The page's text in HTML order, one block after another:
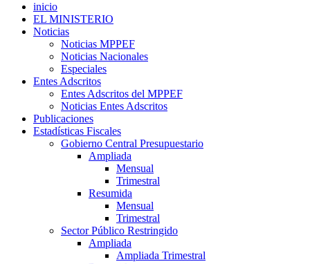
inicio
EL MINISTERIO
Noticias
Noticias MPPEF
Noticias Nacionales
Especiales
Entes Adscritos
Entes Adscritos del MPPEF
Noticias Entes Adscritos
Publicaciones
Estadísticas Fiscales
Gobierno Central Presupuestario
Ampliada
Mensual
Trimestral
Resumida
Mensual
Trimestral
Sector Público Restringido
Ampliada
Ampliada Trimestral